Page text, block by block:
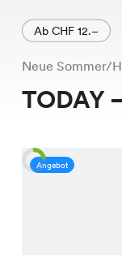
Ab CHF 12.–
Neue Sommer/
TODAY
Angebot